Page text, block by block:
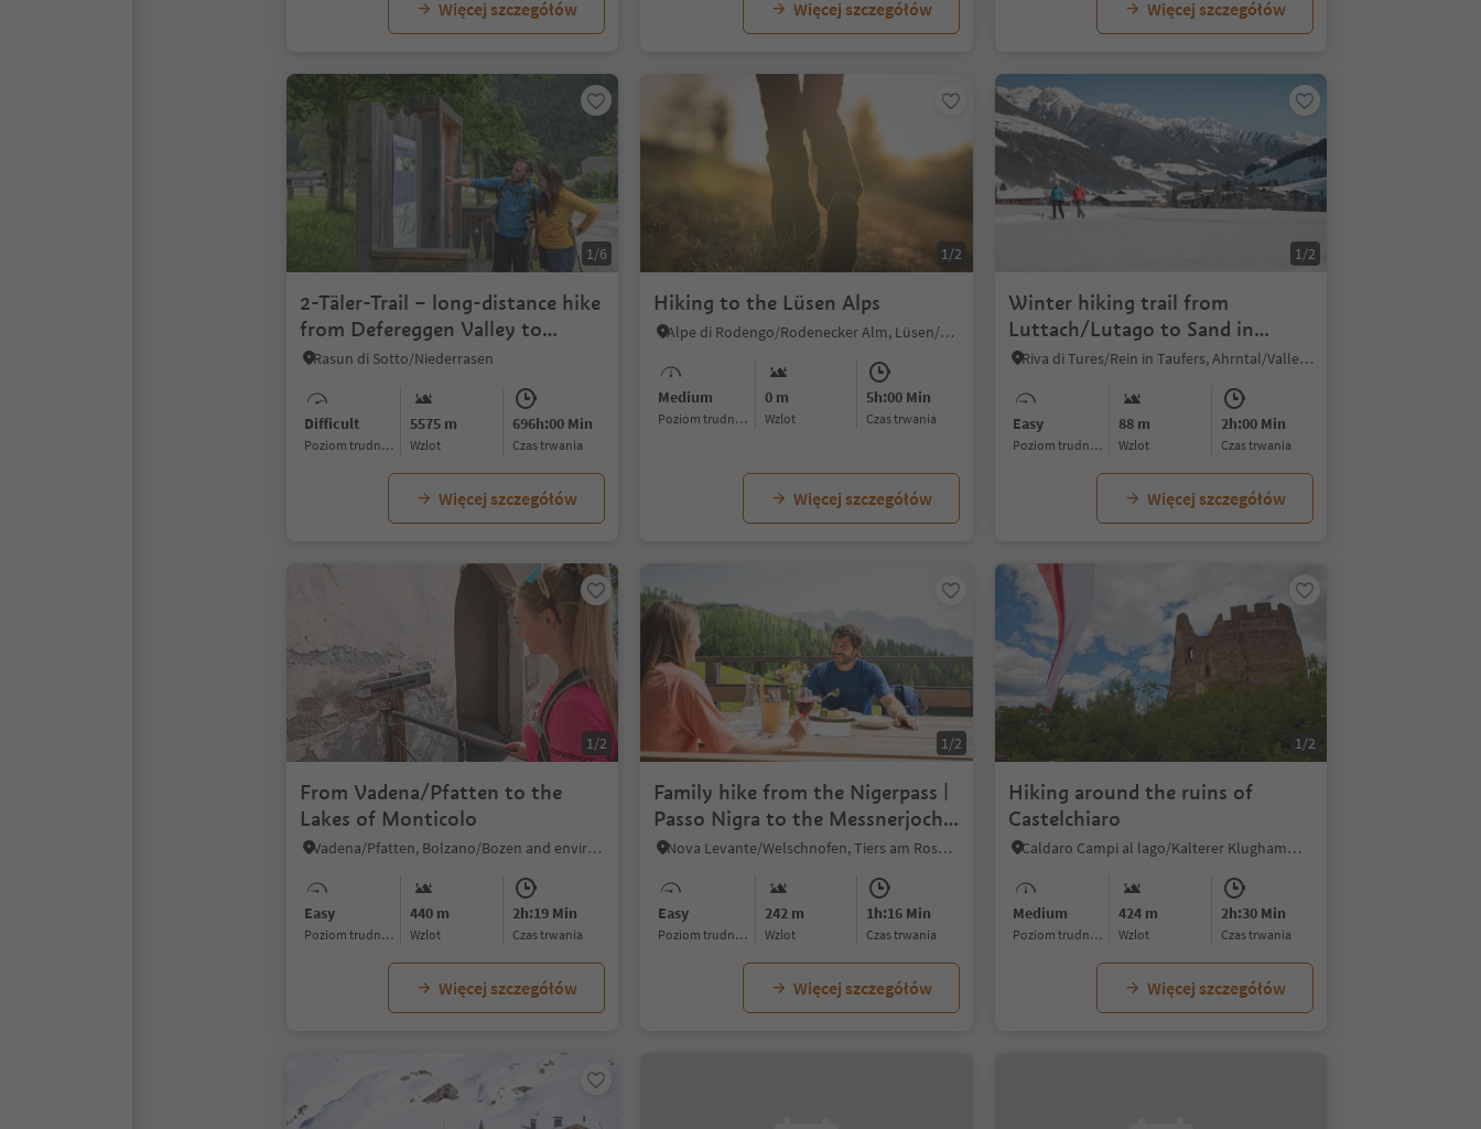
Więcej szczegółów Więcej szczegółów Więcej szczegółów
1/6
2-Täler-Trail – long-distance hike
from Defereggen Valley to
Antholz Valley
Rasun di Sotto/Niederrasen
Difficult
Poziom trudności
5575 m
Wzlot
696h:00 Min
czas trwania
Więcej szczegółów
1/2
Hiking to the Lüsen Alps
Alpe di Rodengo/Rodenecker Alm, Lüsen/Luson, Dolomites Region Lüsen Villnöss
Medium
Poziom trudności
0 m
Wzlot
5h:00 Min
czas trwania
Więcej szczegółów
1/2
Winter hiking trail from
Luttach/Lutago to Sand in
Taufers/Campo Tures
Riva di Tures/Rein in Taufers, Ahrntal/Valle Aurina, Ahrntal/Valle Aurina
Easy
Poziom trudności
88 m
Wzlot
2h:00 Min
czas trwania
Więcej szczegółów
1/2
From Vadena/Pfatten to the
Lakes of Monticolo
Vadena/Pfatten, Bolzano/Bozen and environs
Easy
Poziom trudności
440 m
Wzlot
2h:19 Min
czas trwania
Więcej szczegółów
1/2
Family hike from the Nigerpass |
Passo Nigra to the Messnerjoch
hut
Nova Levante/Welschnofen, Tiers am Rosengarten/Tires al Catinaccio, Dolomites Region Seiser Alm
Easy
Poziom trudności
242 m
Wzlot
1h:16 Min
czas trwania
Więcej szczegółów
1/2
Hiking around the ruins of
Castelchiaro
Caldaro Campi al lago/Kalterer Klughammer, Kaltern an der Weinstraße/Caldaro sulla Strada del Vino, Alto Adige Wine Road
Medium
Poziom trudności
424 m
Wzlot
2h:30 Min
czas trwania
Więcej szczegółów